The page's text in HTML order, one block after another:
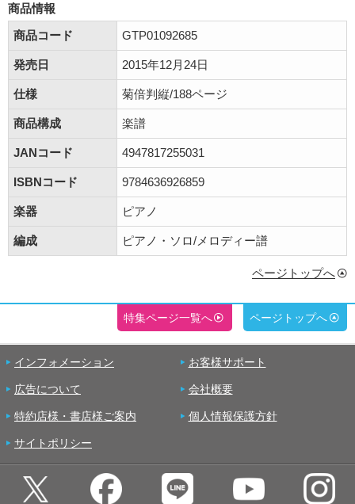
商品情報
商品コード
GTP01092685
発売日 2015年12月24日
仕様 菊倍判縦/188ページ
商品構成 楽譜
JANコード 4947817255031
ISBNコード 9784636926859
楽器 ピアノ
編成 ピアノ・ソロ/メロディー譜
ページトップへ
特集ページ一覧へ ページトップへ
インフォメーション お客様サポート
広告について 会社概要
特約店様・書店様ご案内 個人情報保護方針
サイトポリシー